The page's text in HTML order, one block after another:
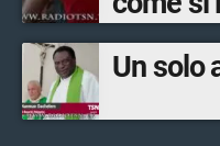
Un solo